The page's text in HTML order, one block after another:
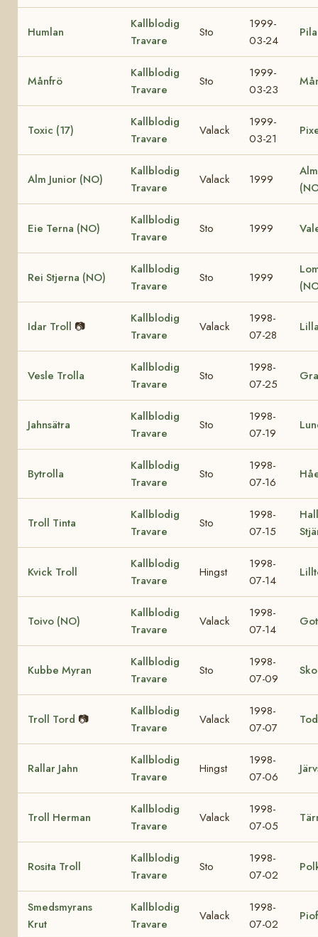
Humlan
Kallblodig
Travare
Sto
1999-
03-24
Månfrö
Kallblodig
Travare
Sto
1999-
03-23
Toxic (17)
Kallblodig
Travare
Valack
1999-
03-21
Alm Junior (NO)
Kallblodig
Travare
Valack 1999
Eie Terna (NO)
Kallblodig
Travare
Sto 1999
Rei Stjerna (NO)
Kallblodig
Travare
Sto 1999
Idar Troll 📷
Kallblodig
Travare
Valack
1998-
07-28
Vesle Trolla
Kallblodig
Travare
Sto
1998-
07-25
Jahnsätra
Kallblodig
Travare
Sto
1998-
07-19
Bytrolla
Kallblodig
Travare
Sto
1998-
07-16
Troll Tinta
Kallblodig
Travare
Sto
1998-
07-15
Kvick Troll
Kallblodig
Travare
Hingst
1998-
07-14
Toivo (NO)
Kallblodig
Travare
Valack
1998-
07-14
Kubbe Myran
Kallblodig
Travare
Sto
1998-
07-09
Troll Tord 📷
Kallblodig
Travare
Valack
1998-
07-07
Rallar Jahn
Kallblodig
Travare
Hingst
1998-
07-06
Troll Herman
Kallblodig
Travare
Valack
1998-
07-05
Rosita Troll
Kallblodig
Travare
Sto
1998-
07-02
Smedsmyrans
Krut
Kallblodig
Travare
Valack
1998-
07-02